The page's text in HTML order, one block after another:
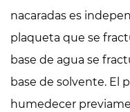
nacaradas es
plaqueta que se
base de agua se
base de solvente. El
humedecer